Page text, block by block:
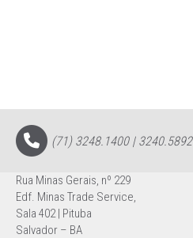
(71) 3248.1400 | 3240.5892
Rua Minas Gerais, nº 229
Edf. Minas Trade Service,
Sala 402 | Pituba
Salvador – BA